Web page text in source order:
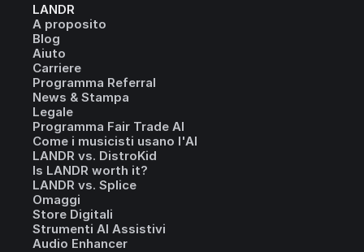
LANDR
A proposito
Blog
Aiuto
Carriere
Programma Referral
News & Stampa
Legale
Programma Fair Trade AI
Come i musicisti usano l'AI
LANDR vs. DistroKid
Is LANDR worth it?
LANDR vs. Splice
Omaggi
Store Digitali
Strumenti AI Assistivi
Audio Enhancer